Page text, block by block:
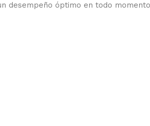
desempeño óptimo en todo